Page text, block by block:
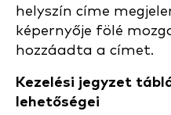
helyszín címe
képernyője fölé
hozzáadta a címet.
Kezelési jegyzet
lehetőségei